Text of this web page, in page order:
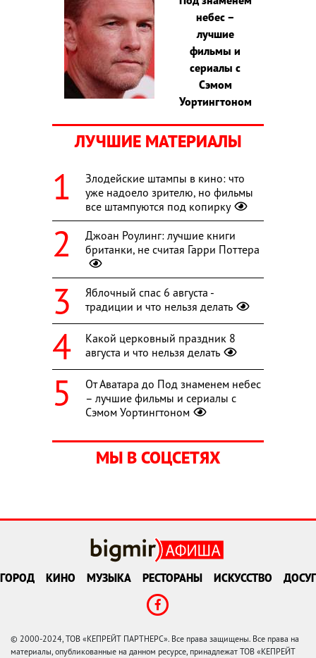
небес –
лучшие
фильмы и
сериалы с
Сэмом
Уортингтоном
ЛУЧШИЕ МАТЕРИАЛЫ
Злодейские штампы в кино: что
уже надоело зрителю, но фильмы
все штампуются под копирку
Джоан Роулинг: лучшие книги
британки, не считая Гарри Поттера
Яблочный спас 6 августа -
традиции и что нельзя делать
Какой церковный праздник 8
августа и что нельзя делать
От Аватара до Под знаменем небес
– лучшие фильмы и сериалы с
Сэмом Уортингтоном
МЫ В СОЦСЕТЯХ
ГОРОД КИНО МУЗЫКА РЕСТОРАНЫ ИСКУССТВО ДОСУГ
© 2000-2024, ТОВ «КЕПРЕЙТ ПАРТНЕРС». Все права защищены. Все права на
материалы, опубликованные на данном ресурсе, принадлежат ТОВ «КЕПРЕЙТ